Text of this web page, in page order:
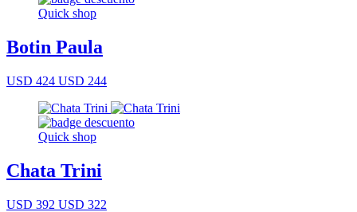
Quick shop
Botin Paula
USD 424 USD 244
Quick shop
Chata Trini
USD 392 USD 322